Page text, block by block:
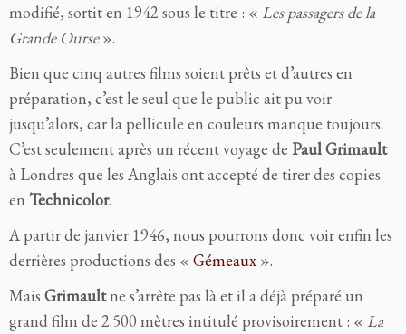
modifié, sortit en 1942 sous le titre : « Les passagers de la
Grande Ourse».
Bien que cinq autres films soient prêts et d’autres en
préparation, c’est le seul que le public ait pu voir
jusqu’alors, car la pellicule en couleurs manque toujours.
C’est seulement après un récent voyage de Paul Grimault
à Londres que les Anglais ont accepté de tirer des copies
en Technicolor.
A partir de janvier 1946, nous pourrons donc voir enfin les
derrières productions des « Gémeaux ».
Mais Grimaultne s’arrête pas là et il a déjà préparé un
grand film de 2.500 mètres intitulé provisoirement : « La